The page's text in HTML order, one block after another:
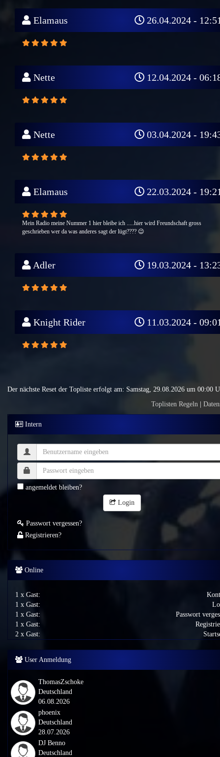
Elamaus 26.04.2024 -
Nette 12.04.2024 -
Nette 03.04.2024 -
Elamaus 22.03.2024 -
Mein Radio meine Nummer 1 hier bleibe ich .....hier wird Freundschaft gross
geschrieben wer da was anderes sagt der lügt???? 😉
Adler 19.03.2024 -
Knight Rider 11.03.2024 -
Der nächste Reset der Topliste erfolgt am: Samstag, 29.08.2026 um 00:00
Toplisten Regeln |
Intern
angemeldet bleiben?
Login
Passwort vergessen?
Registrieren?
Online
1 x Gast:
1 x Gast:
1 x Gast:
Passwort
1 x Gast:
2 x Gast:
User Anmeldung
ThomasZschoke
Deutschland
06.08.2026
phoenix
Deutschland
28.07.2026
DJ Benno
Deutschland